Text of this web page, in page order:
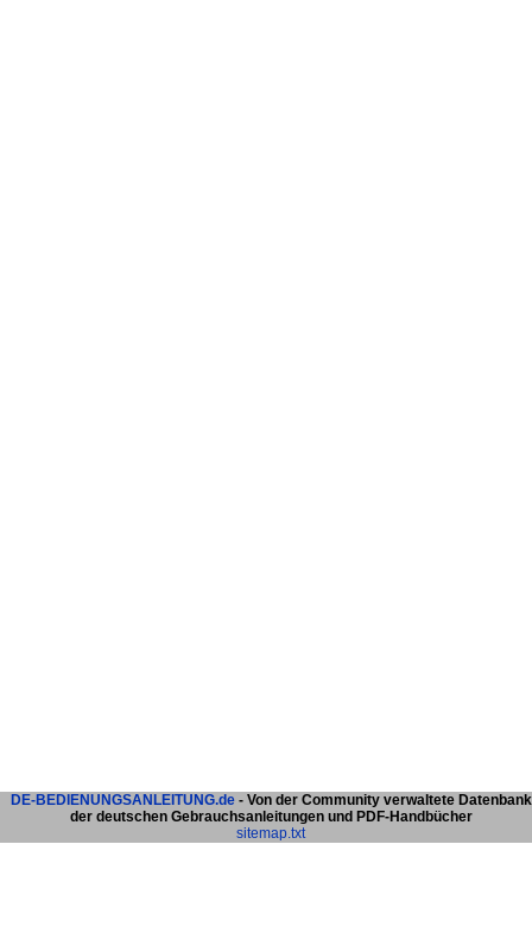
DE-BEDIENUNGSANLEITUNG.de- Von der Community verwaltete Datenbank
der deutschen Gebrauchsanleitungen und PDF-Handbücher
sitemap.txt